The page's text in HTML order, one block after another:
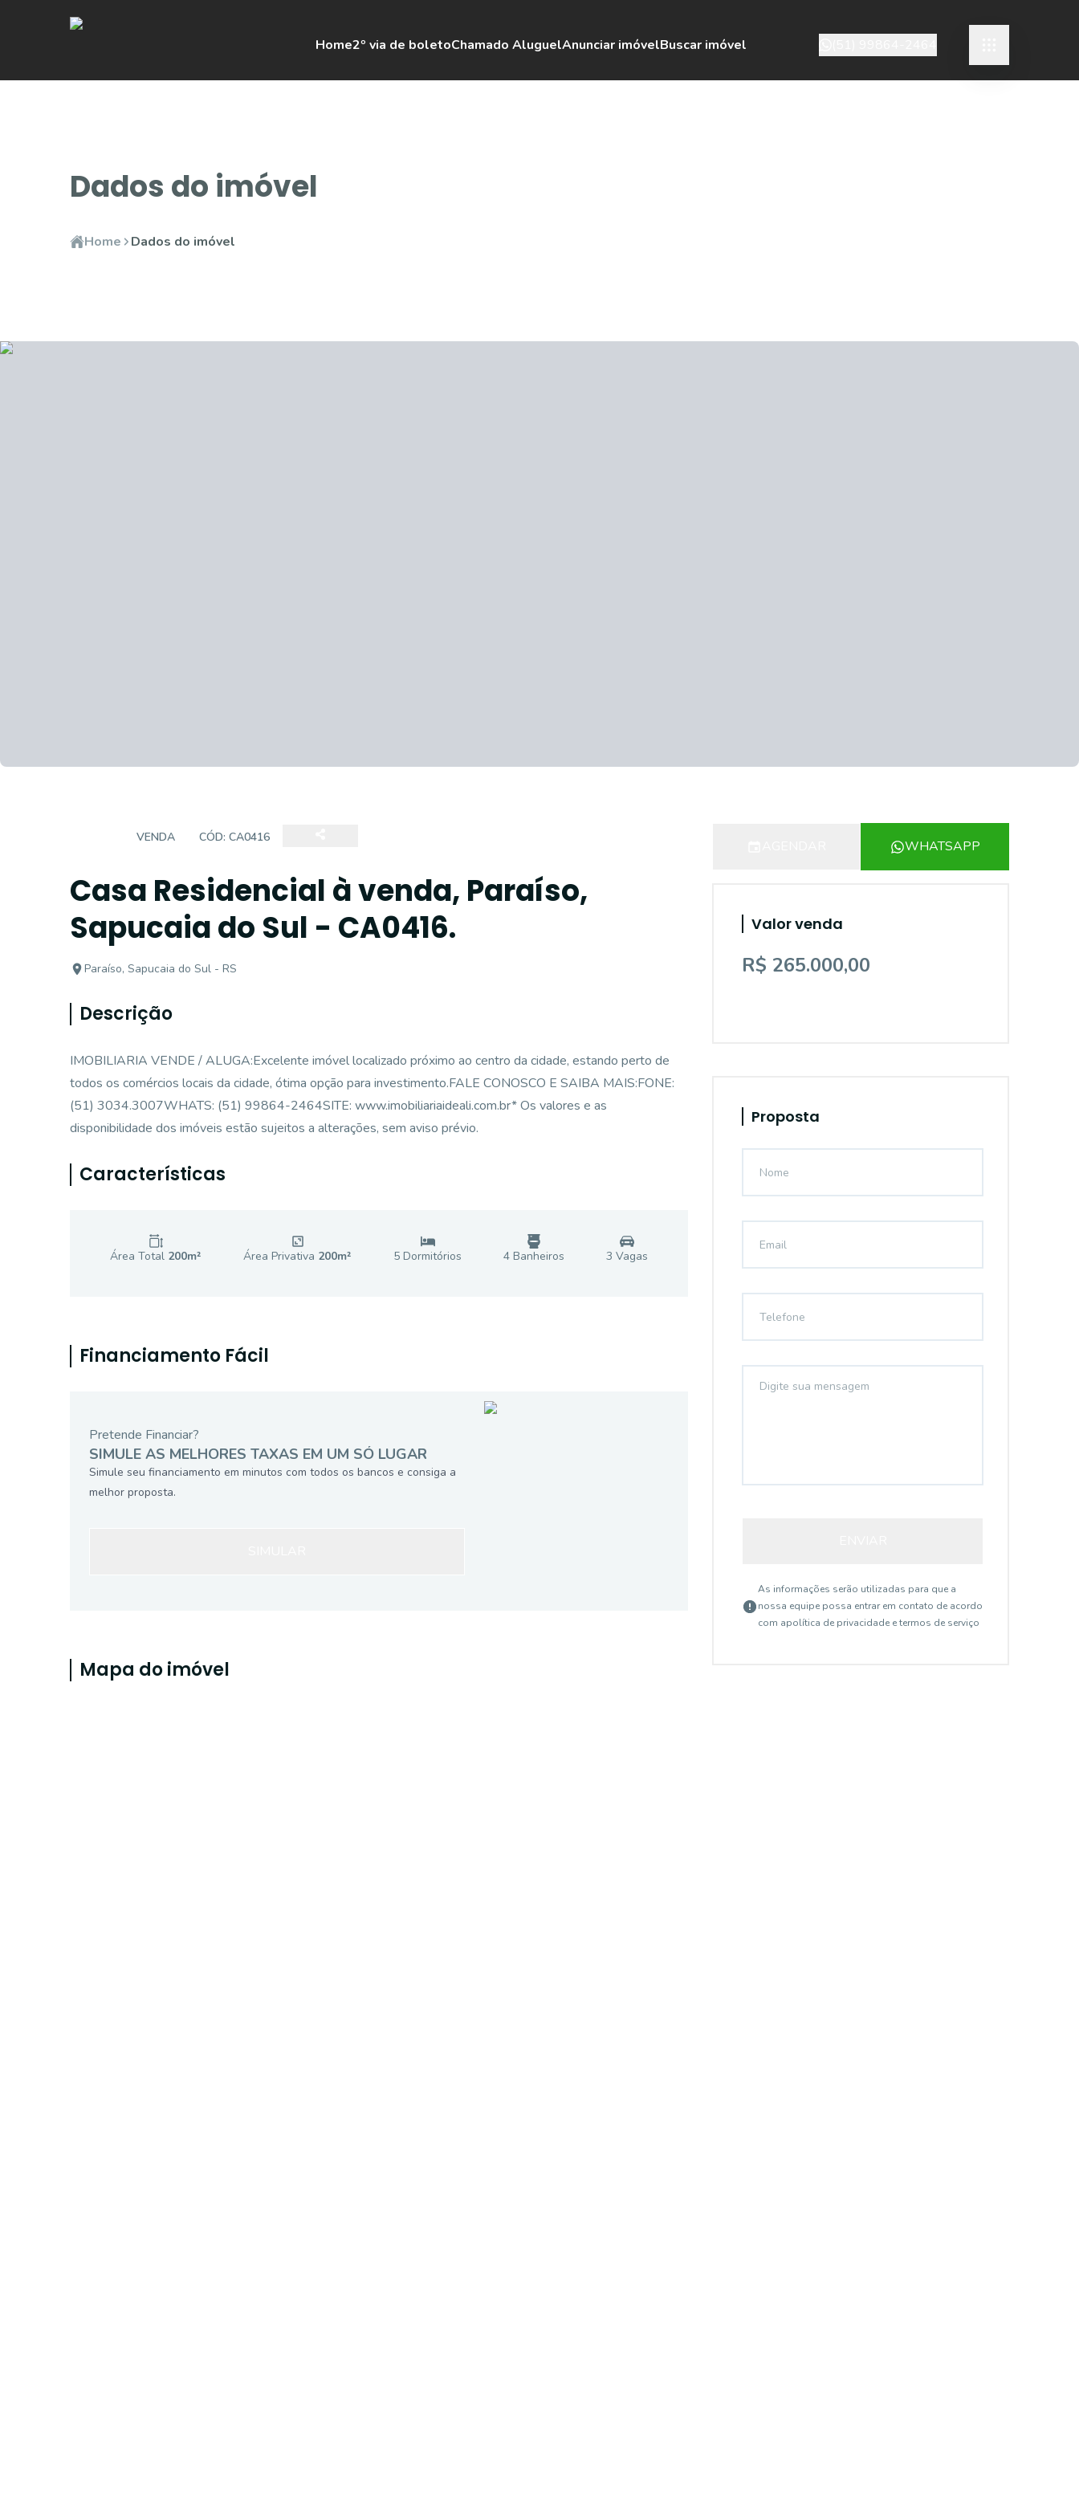
Home2º via de boletoChamado AluguelAnunciar imóvelBuscar imóvel
Dados do imóvel
Home Dados do imóvel
VENDA CÓD: CA0416
Casa Residencial à venda, Paraíso,
Sapucaia do Sul - CA0416.
Paraíso, Sapucaia do Sul - RS
Descrição
IMOBILIARIA VENDE / ALUGA:Excelente imóvel localizado próximo ao centro da cidade, estando perto de
todos os comércios locais da cidade, ótima opção para investimento.FALE CONOSCO E SAIBA MAIS:FONE:
(51) 3034.3007WHATS: (51) 99864-2464SITE: www.imobiliariaideali.com.br* Os valores e as
disponibilidade dos imóveis estão sujeitos a alterações, sem aviso prévio.
Características
Área Total 200m² Área Privativa 200m² 5 Dormitórios 4 Banheiros 3 Vagas
Financiamento Fácil
Pretende Financiar?
SIMULE AS MELHORES TAXAS EM UM SÓ LUGAR
Simule seu financiamento em minutos com todos os bancos e consiga a
melhor proposta.
Mapa do imóvel
WHATSAPP
Valor venda
R$ 265.000,00
Proposta
As informações serão utilizadas para que a
nossa equipe possa entrar em contato de acordo
com apolítica de privacidade e termos de serviço